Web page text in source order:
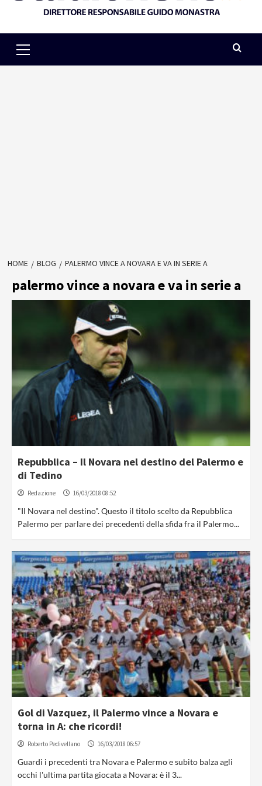
Menu
HOME BLOG PALERMO VINCE A NOVARA E VA IN SERIE A
palermo vince a novara e va in serie a
Repubblica – Il Novara nel destino del Palermo e
di Tedino
Redazione 16/03/2018 08:52
"Il Novara nel destino". Questo il titolo scelto da Repubblica
Palermo per parlare dei precedenti della sfida fra il Palermo...
Gol di Vazquez, il Palermo vince a Novara e
torna in A: che ricordi!
Roberto Pedivellano 16/03/2018 06:57
Guardi i precedenti tra Novara e Palermo e subito balza agli
occhi l'ultima partita giocata a Novara: è il 3...